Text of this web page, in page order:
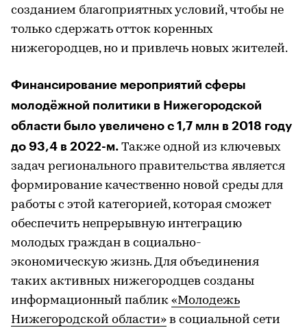
созданием благоприятных условий, чтобы не
только сдержать отток коренных
нижегородцев, но и привлечь новых жителей.
Финансирование мероприятий сферы
молодёжной политики в Нижегородской
области было увеличено с 1,7 млн в 2018 году
до 93,4 в 2022-м. Также одной из ключевых
задач регионального правительства является
формирование качественно новой среды для
работы с этой категорией, которая сможет
обеспечить непрерывную интеграцию
молодых граждан в социально-
экономическую жизнь. Для объединения
таких активных нижегородцев созданы
информационный паблик «Молодежь
Нижегородской области» в социальной сети